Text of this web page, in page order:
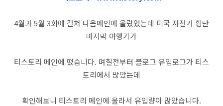
4월과 5월 3회에 걸쳐 다음메인에 올랐었는데 미국 자전거 횡단
마지막 여행기가
티스토리 메인에 떴습니다. 며칠전부터 블로그 유입로그가 티스
토리에서 많았는데
확인해보니 티스토리 메인에 올라서 유입량이 많았습니다.